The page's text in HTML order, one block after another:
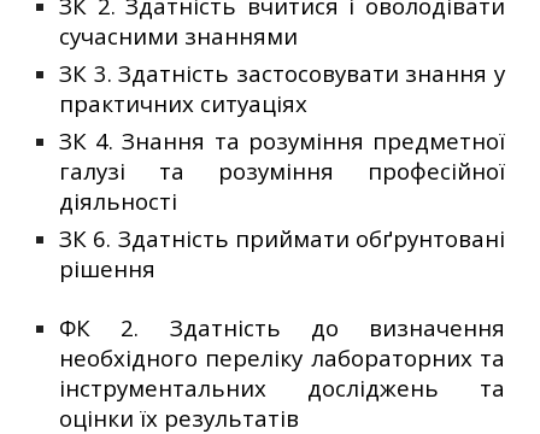
сучасними знаннями
ЗК 3.Здатність застосовувати знання у
практичних ситуаціях
ЗК 4.Знання та розуміння предметної
галузі та розуміння професійної
діяльності
ЗК 6. Здатність приймати обґрунтовані
рішення
ФК 2. Здатність до визначення
необхідного переліку лабораторних та
інструментальних досліджень та
оцінки їх результатів